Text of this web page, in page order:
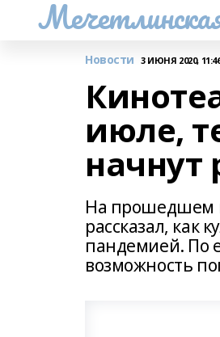
Новости 3 ИЮНЯ 2020,
июле,
начнут
На прошедшем
рассказал, как
пандемией. По
возможность